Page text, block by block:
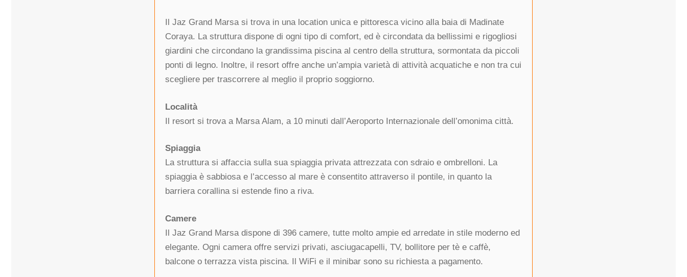
Il Jaz Grand Marsa si trova in una location unica e pittoresca vicino alla baia di Madinate
Coraya. La struttura dispone di ogni tipo di comfort, ed è circondata da bellissimi e rigogliosi
giardini che circondano la grandissima piscina al centro della struttura, sormontata da piccoli
ponti di legno. Inoltre, il resort offre anche un’ampia varietà di attività acquatiche e non tra cui
scegliere per trascorrere al meglio il proprio soggiorno.
Località
Il resort si trova a Marsa Alam, a 10 minuti dall’Aeroporto Internazionale dell’omonima città.
Spiaggia
La struttura si affaccia sulla sua spiaggia privata attrezzata con sdraio e ombrelloni. La
spiaggia è sabbiosa e l’accesso al mare è consentito attraverso il pontile, in quanto la
barriera corallina si estende fino a riva.
Camere
Il Jaz Grand Marsa dispone di 396 camere, tutte molto ampie ed arredate in stile moderno ed
elegante. Ogni camera offre servizi privati, asciugacapelli, TV, bollitore per tè e caffè,
balcone o terrazza vista piscina. Il WiFi e il minibar sono su richiesta a pagamento.